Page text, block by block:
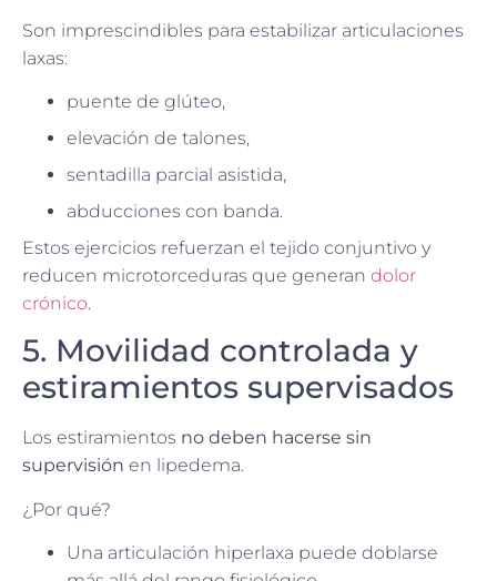
Son imprescindibles para estabilizar articulaciones
laxas:
puente de glúteo,
elevación de talones,
sentadilla parcial asistida,
abducciones con banda.
Estos ejercicios refuerzan el tejido conjuntivo y
reducen microtorceduras que generan dolor
crónico.
5. Movilidad controlada y
estiramientos supervisados
Los estiramientos no deben hacerse sin
supervisión en lipedema.
¿Por qué?
Una articulación hiperlaxa puede doblarse